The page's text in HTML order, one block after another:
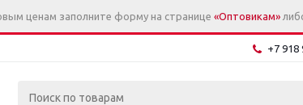
ценам заполните форму на странице «Оптовикам»
+7 918